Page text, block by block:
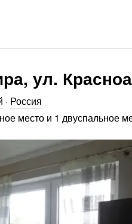
ул.
· Россия
место и 1 двуспальное